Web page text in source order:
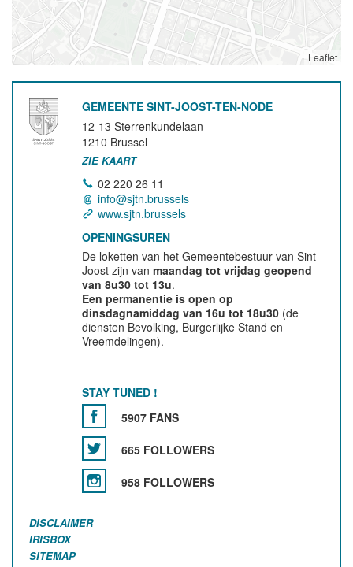
Leaflet
GEMEENTE SINT-JOOST-TEN-NODE
12-13 Sterrenkundelaan
1210 Brussel
ZIE KAART
02 220 26 11
info@sjtn.brussels
www.sjtn.brussels
OPENINGSUREN
De loketten van het Gemeentebestuur van Sint-
Joost zijn vanmaandag tot vrijdag geopend
van 8u30 tot 13u.
Een permanentie is open op
dinsdagnamiddag van 16u tot 18u30 (de
diensten Bevolking, Burgerlijke Stand en
Vreemdelingen).
STAY TUNED !
5907 FANS
665 FOLLOWERS
958 FOLLOWERS
DISCLAIMER
IRISBOX
SITEMAP